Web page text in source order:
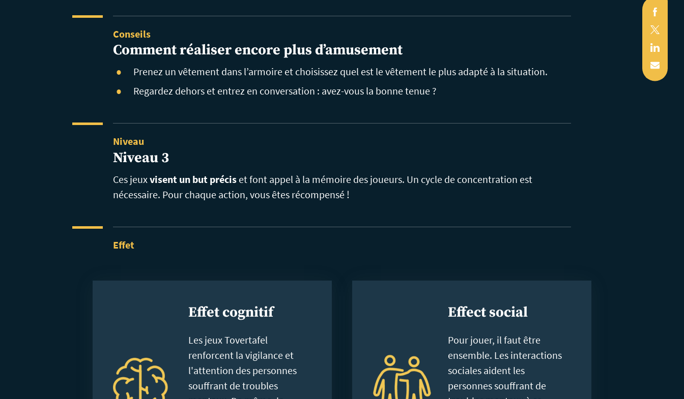
X
Mail
Conseils
Comment réaliser encore plus d’amusement
Prenez un vêtement dans l’armoire et choisissez quel est le vêtement le plus adapté à la situation.
Regardez dehors et entrez en conversation : avez-vous la bonne tenue ?
Niveau
Niveau 3
Ces jeuxvisent un but précis et font appel à la mémoire des joueurs. Un cycle de concentration est
nécessaire. Pour chaque action, vous êtes récompensé !
Effet
Effet cognitif
Les jeux Tovertafel
renforcent la vigilance et
l'attention des personnes
souffrant de troubles
Effect social
Pour jouer, il faut être
ensemble. Les interactions
sociales aident les
personnes souffrant de